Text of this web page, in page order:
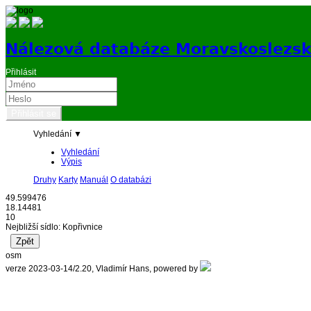
Nálezová databáze
Přihlásit
Vyhledání ▼
Vyhledání
Výpis
Druhy Karty Manuál O databázi
49.599476
18.14481
10
Nejbližší sídlo: Kopřivnice
osm
verze 2023-03-14/2.20, Vladimír Hans, powered by